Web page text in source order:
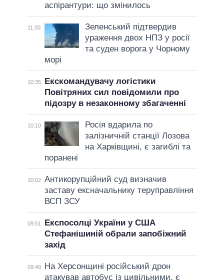
аспірантури: що змінилось
11:00
Зеленський підтвердив
ураження двох НПЗ у росії
та суден ворога у Чорному
морі
10:35
Екскомандувачу логістики
Повітряних сил повідомили про
підозру в незаконному збагаченні
10:10
Росія вдарила по
залізничній станції Лозова
на Харківщині, є загиблі та
поранені
10:02 Антикорупційний суд визначив
заставу ексначальнику теруправління
ВСП ЗСУ
09:51
Експосолці України у США
Стефанішиній обрали запобіжний
захід
09:49
На Херсонщині російський дрон
атакував автобус із цивільними, є